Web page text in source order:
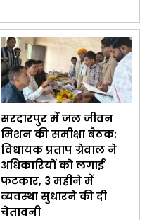
सरदारपुर में जल जीवन
मिशन की समीक्षा बैठक:
विधायक प्रताप ग्रेवाल ने
अधिकारियों को लगाई
फटकार, 3 महीने में
व्यवस्था सुधारने की दी
चेतावनी